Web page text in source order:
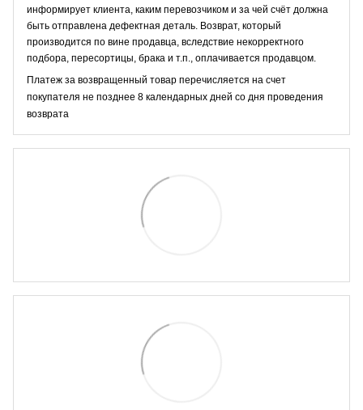
информирует клиента, каким перевозчиком и за чей счёт должна
быть отправлена дефектная деталь. Возврат, который
производится по вине продавца, вследствие некорректного
подбора, пересортицы, брака и т.п., оплачивается продавцом.
Платеж за возвращенный товар перечисляется на счет
покупателя не позднее 8 календарных дней со дня проведения
возврата